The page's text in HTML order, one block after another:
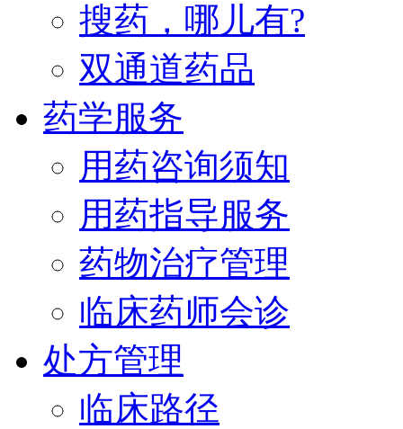
搜药，哪儿有?
双通道药品
药学服务
用药咨询须知
用药指导服务
药物治疗管理
临床药师会诊
处方管理
临床路径